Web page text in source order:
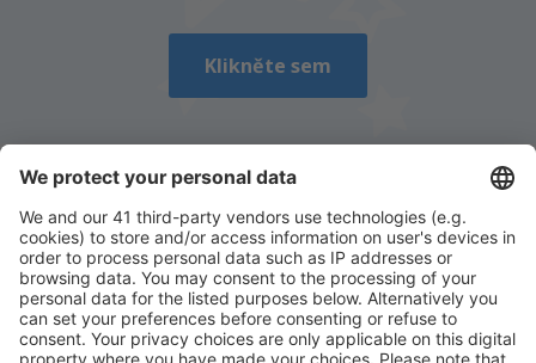
Klikněte sem
Stáhněte si naši aplikacia plánujte své cesty